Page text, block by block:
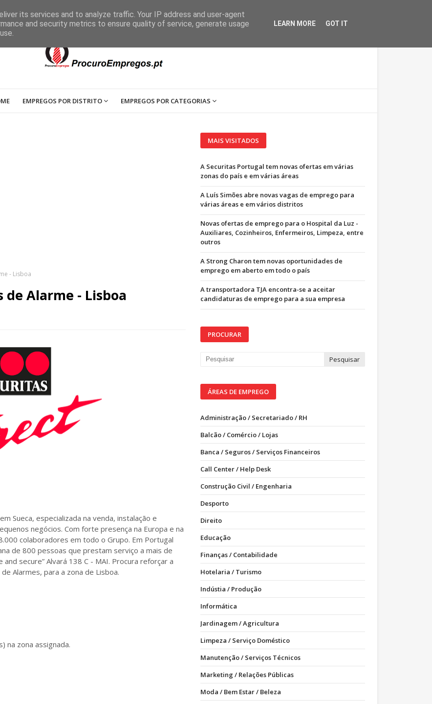
EMPREGOS POR DISTRITO EMPREGOS POR CATEGORIAS
- Lisboa
Alarme - Lisboa
Sueca, especializada na venda, instalação e
negócios. Com forte presença na Europa e na
colaboradores em todo o Grupo. Em Portugal
de 800 pessoas que prestam serviço a mais de
secure” Alvará 138 C - MAI. Procura reforçar a
Alarmes, para a zona de Lisboa.
na zona assignada.
MAIS VISITADOS
A Securitas Portugal tem novas ofertas em várias
zonas do país e em várias áreas
A Luís Simões abre novas vagas de emprego para
várias áreas e em vários distritos
Novas ofertas de emprego para o Hospital da Luz -
Auxiliares, Cozinheiros, Enfermeiros, Limpeza, entre
outros
A Strong Charon tem novas oportunidades de
emprego em aberto em todo o país
A transportadora TJA encontra-se a aceitar
candidaturas de emprego para a sua empresa
PROCURAR
ÁREAS DE EMPREGO
Administração / Secretariado / RH
Balcão / Comércio / Lojas
Banca / Seguros / Serviços Financeiros
Call Center / Help Desk
Construção Civil / Engenharia
Desporto
Direito
Educação
Finanças / Contabilidade
Hotelaria / Turismo
Indústia / Produção
Informática
Jardinagem / Agricultura
Limpeza / Serviço Doméstico
Manutenção / Serviços Técnicos
Marketing / Relações Públicas
Moda / Bem Estar / Beleza
its services and to analyze traffic. Your IP address and user-agent
and security metrics to ensure quality of service, generate usage
LEARN MORE GOT IT